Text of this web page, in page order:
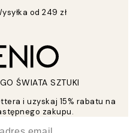
od 249 zł
ŚWIATA SZTUKI
i uzyskaj 15% rabatu na
zakupu.